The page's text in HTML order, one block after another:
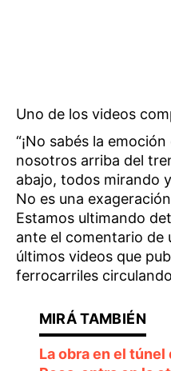
Uno de los videos
“¡No sabés la
nosotros arriba del
abajo, todos mirando
No es una
Estamos ultimando
ante el comentario de
últimos videos que
ferrocarriles
La obra en el túnel